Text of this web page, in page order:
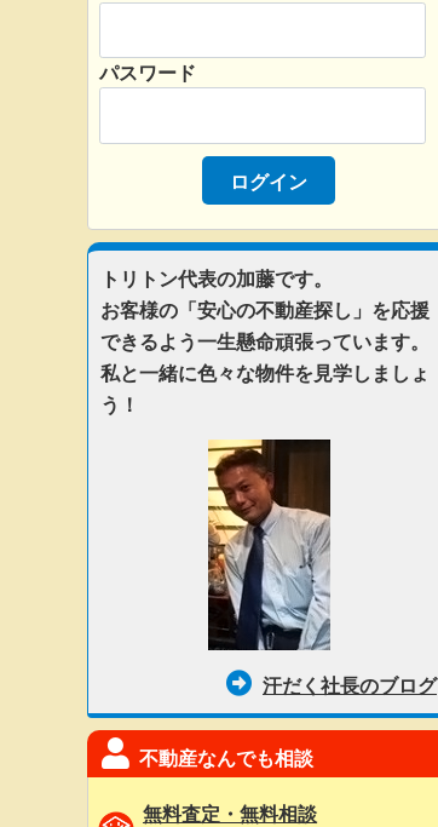
パスワード
トリトン代表の加藤です。
お客様の「安心の不動産探し」を応援
できるよう一生懸命頑張っています。
私と一緒に色々な物件を見学しましょ
う！
汗だく社長のブログ
不動産なんでも相談
無料査定・無料相談